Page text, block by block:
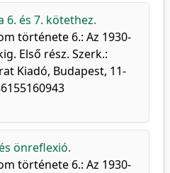
6. és 7. kötethez.
története 6.: Az 1930-
Első rész. Szerk.:
Kiadó, Budapest, 11-
önreflexió.
története 6.: Az 1930-